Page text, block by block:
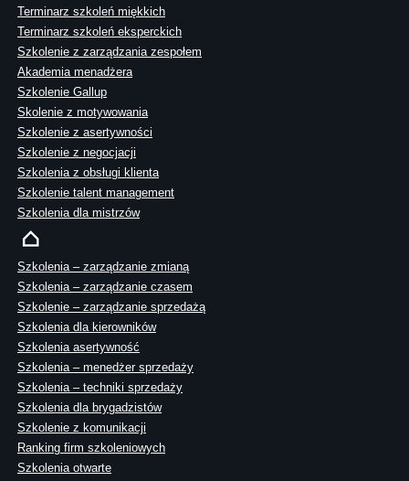
Terminarz szkoleń miękkich
Terminarz szkoleń eksperckich
Szkolenie z zarządzania zespołem
Akademia menadżera
Szkolenie Gallup
Skolenie z motywowania
Szkolenie z asertywności
Szkolenie z negocjacji
Szkolenia z obsługi klienta
Szkolenie talent management
Szkolenia dla mistrzów
Szkolenia – zarządzanie zmianą
Szkolenia – zarządzanie czasem
Szkolenie – zarządzanie sprzedażą
Szkolenia dla kierowników
Szkolenia asertywność
Szkolenia – menedżer sprzedaży
Szkolenia – techniki sprzedaży
Szkolenia dla brygadzistów
Szkolenie z komunikacji
Ranking firm szkoleniowych
Szkolenia otwarte